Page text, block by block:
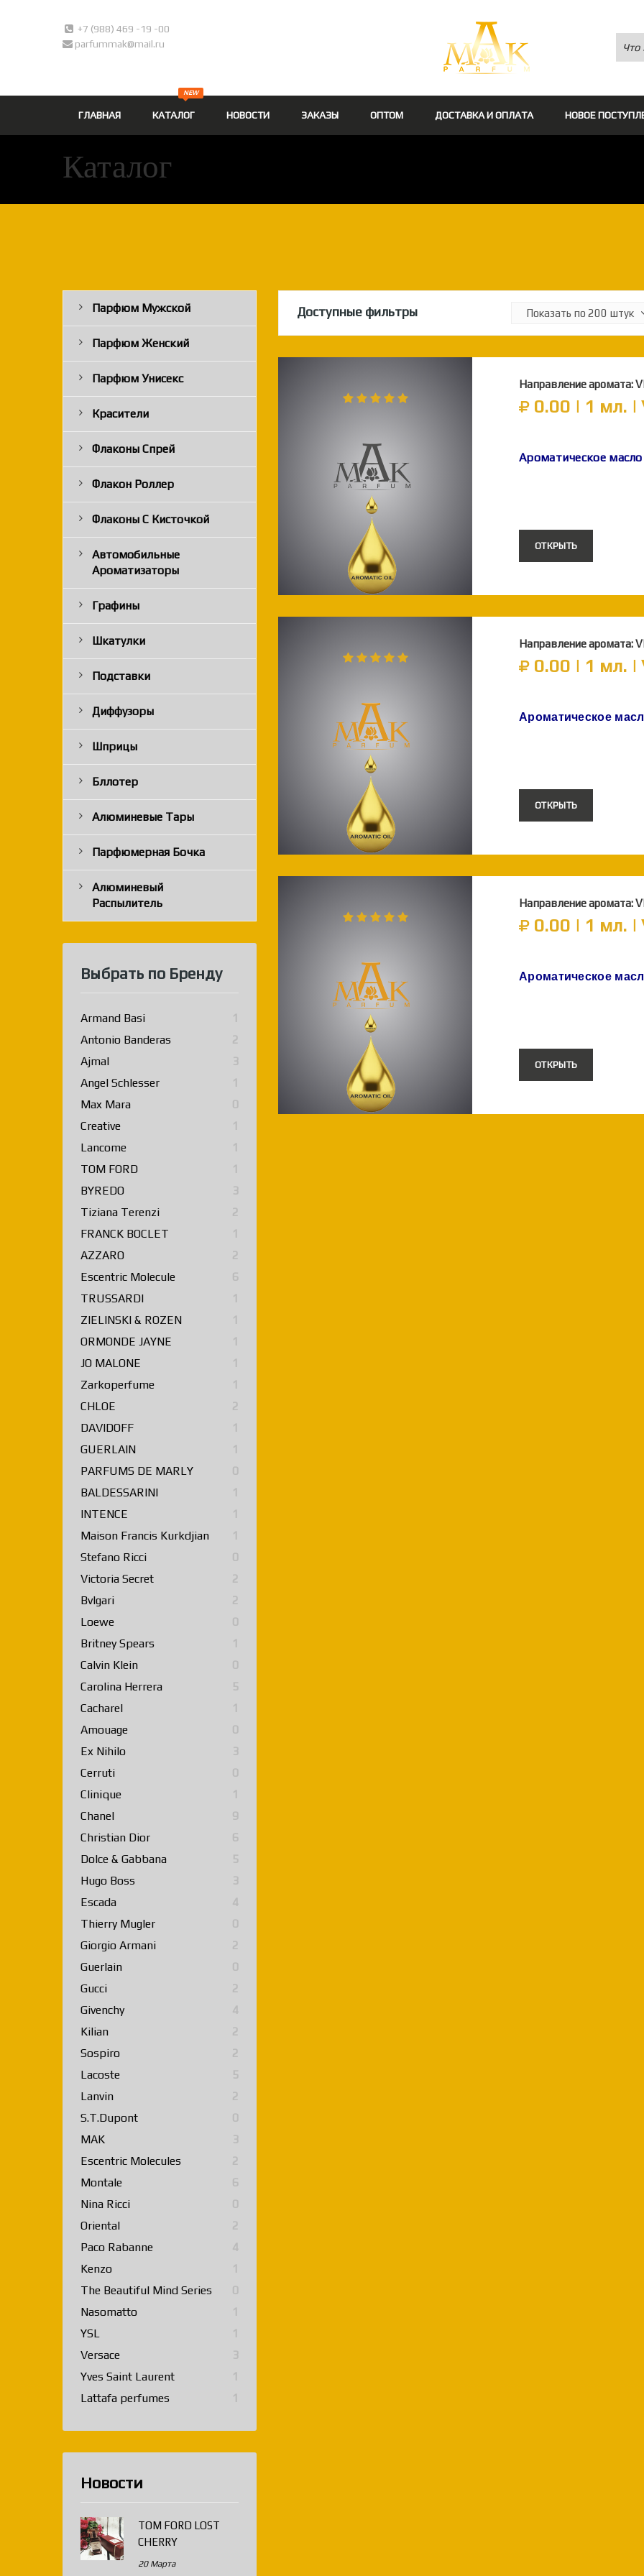
+7 (988) 469 -19 -00
parfummak@mail.ru
ГЛАВНАЯ КАТАЛОГ
NEW
НОВОСТИ ЗАКАЗЫ ОПТОМ ДОСТАВКА И ОПЛАТА НОВОЕ
Каталог
Парфюм Мужской
Парфюм Женский
Парфюм Унисекс
Красители
Флаконы Спрей
Флакон Роллер
Флаконы С Кисточкой
Автомобильные
Ароматизаторы
Графины
Шкатулки
Подставки
Диффузоры
Шприцы
Бллотер
Алюминевые Тары
Парфюмерная Бочка
Алюминевый
Распылитель
Выбрать по Бренду
Armand Basi
1
Antonio Banderas
2
Ajmal
3
Angel Schlesser
1
Max Mara
0
Creative
1
Lancome
1
TOM FORD
1
BYREDO
3
Tiziana Terenzi
2
FRANCK BOCLET
1
AZZARO
2
Escentric Molecule
6
TRUSSARDI
1
ZIELINSKI & ROZEN
1
ORMONDE JAYNE
1
JO MALONE
1
Zarkoperfume
1
CHLOE
2
DAVIDOFF
1
GUERLAIN
1
PARFUMS DE MARLY
0
BALDESSARINI
1
INTENCE
1
Maison Francis Kurkdjian
1
Stefano Ricci
0
Victoria Secret
2
Bvlgari
2
Loewe
0
Britney Spears
1
Calvin Klein
0
Carolina Herrera
5
Cacharel
1
Amouage
0
Ex Nihilo
3
Cerruti
0
Clinique
1
Chanel
9
Christian Dior
6
Dolce & Gabbana
5
Hugo Boss
3
Escada
4
Thierry Mugler
0
Giorgio Armani
2
Guerlain
0
Gucci
2
Givenchy
4
Kilian
2
Sospiro
2
Lacoste
5
Lanvin
2
S.T.Dupont
0
MAK
3
Escentric Molecules
2
Montale
6
Nina Ricci
0
Oriental
2
Paco Rabanne
4
Kenzo
1
The Beautiful Mind Series
0
Nasomatto
1
YSL
1
Versace
3
Yves Saint Laurent
1
Lattafa perfumes
1
Новости
TOM FORD LOST
CHERRY
20 Марта
Доступные фильтры
Направление аромата:
0.00 | 1 мл. |
Ароматическое масло
ОТКРЫТЬ
Направление аромата:
0.00 | 1 мл. |
Ароматическое
ОТКРЫТЬ
Направление аромата:
0.00 | 1 мл. |
Ароматическое
ОТКРЫТЬ